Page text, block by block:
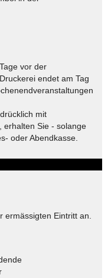
vor der
endet am Tag
mit
erhalten Sie - solange
oder Abendkasse.
ermässigten Eintritt an.